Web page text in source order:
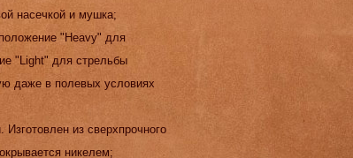
насечкой и мушка;
"Heavy" для
"Light" для стрельбы
даже в полевых условиях
из сверхпрочного
никелем;